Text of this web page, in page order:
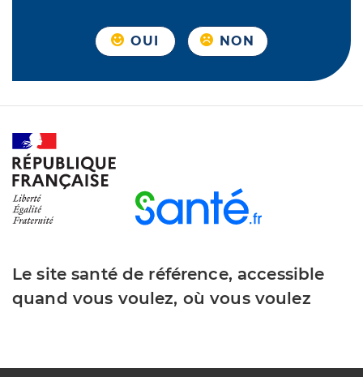
OUI NON
Le site santé de référence, accessible
quand vous voulez, où vous voulez